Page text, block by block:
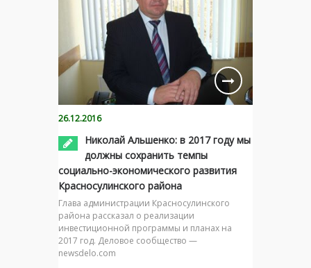
26.12.2016
Николай Альшенко: в 2017 году мы
должны сохранить темпы
социально-экономического развития
Красносулинского района
Глава администрации Красносулинского
района рассказал о реализации
инвестиционной программы и планах на
2017 год. Деловое сообщество —
newsdelo.com